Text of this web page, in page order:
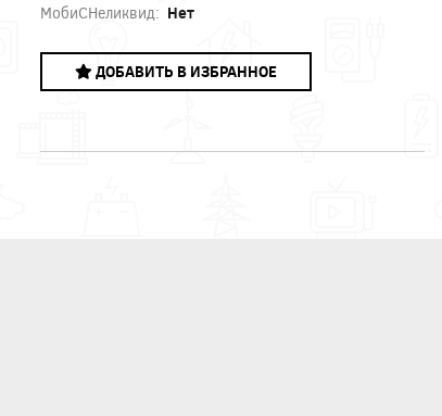
МобиСНеликвид: Нет
ДОБАВИТЬ В ИЗБРАННОЕ